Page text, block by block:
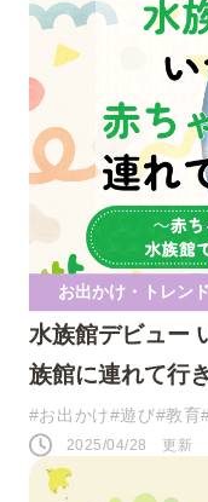
お出かけ・トレンド
水族館デビュー いつがいい？ 赤ちゃんを水
族館に連れて行
#お出かけ#遊び#教育
2025/04/28 更新